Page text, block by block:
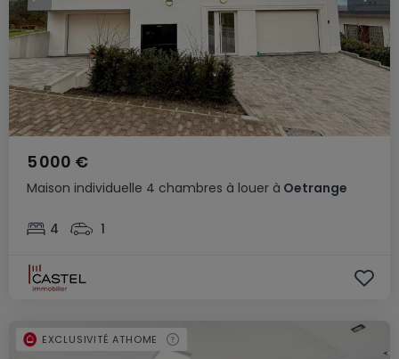
Maison individuelle 4 chambres à louer à Oetrange
5 000 €
4 1
EXCLUSIVITÉ ATHOME